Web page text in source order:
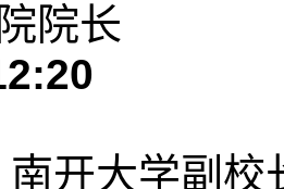
院长
开大学副校